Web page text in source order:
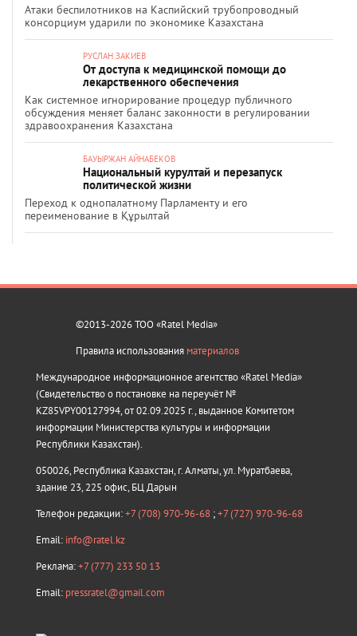
Атаки беспилотников на Каспийский трубопроводный
консорциум ударили по экономике Казахстана
РУСЛАН ЗАКИЕВ
От доступа к медицинской помощи до
лекарственного обеспечения
Как системное игнорирование процедур публичного
обсуждения меняет баланс законности в регулировании
здравоохранения Казахстана
БАУЫРЖАН АЙНАБЕКОВ
Национальный курултай и перезапуск
политической жизни
Переход к однопалатному Парламенту и его
переименование в Құрылтай
©2013-2026 ТОО «Ratel Media»
Правила использования материалов
Международное информационное агентство «Ratel Media»
(Свидетельство о постановке на переучёт №
KZ85VPY00127994, от 02.09.2025 г., выданное Комитетом
информации Министерства культуры и информации
Республики Казахстан).
050026, Республика Казахстан, г. Алматы, ул. Муратбаева,
здание 23, 225 офис, БЦ Дарын
Телефон редакции:+7 (708) 970-96-68 ;+7 (727) 970-96-68
Email: info@ratel.kz
Реклама:+7 (777) 233 50 13
Email: pressratel@gmail.com